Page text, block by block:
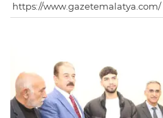
https://www.gazetemalatya.com/